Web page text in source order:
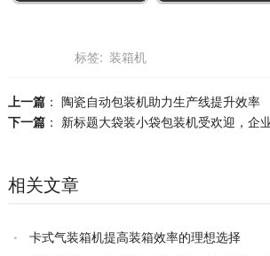
标签: 装箱机
上一篇： 陶瓷自动包装机助力生产线提升效率
下一篇： 新标题大袋装小袋包装机受欢迎，企
相关文章
卡式气装箱机提高装箱效率的理想选择